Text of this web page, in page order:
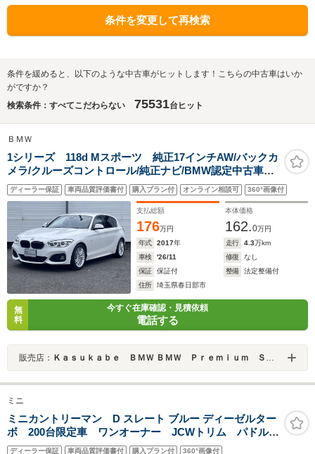
条件を変更して再検索
条件を緩めると、以下のような中古車がヒットします！こちらの中古車はいか
がですか？
検索条件：すべてこだわらない
75531台ヒット
ＢＭＷ
1シリーズ 118d Mスポーツ 純正17インチAW/バックカ
メラ/クルーズコントロール/純正ナビ/BMW認定中古車保
証
ディーラー保証 車両品質評価書付 購入プラン付 オンライン相談可 360°画像付
支払総額
176万円
本体価格
162.0万円
年式
2017年 走行 4.3万km
車検
'26/11 修復
なし
保証
保証付 整備
法定整備付
住所
埼玉県春日部市
無
料
今すぐ在庫確認・見積依頼
電話する
販売店： Ｋａｓｕｋａｂｅ ＢＭＷ ＢＭＷ Ｐｒｅｍｉｕｍ Ｓｅｌｅｃｔｉｏｎ 春日部
ミニ
ミニカントリーマン D スレート ブルー ディーゼルター
ボ 200台限定車 ワンオーナー JCWトリム パドルシ
フト 19インチAW ハーマンカードン 全周囲カメラ
ディーラー保証 車両品質評価書付 購入プラン付 360°画像付